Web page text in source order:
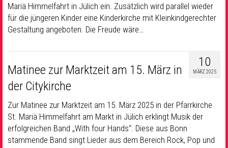
Mariä Himmelfahrt in Jülich ein. Zusätzlich wird parallel wieder
für die jüngeren Kinder eine Kinderkirche mit Kleinkindgerechter
Gestaltung angeboten. Die Freude wäre…
10
MÄRZ 2025
Matinee zur Marktzeit am 15. März in
der Citykirche
Zur Matinee zur Marktzeit am 15. März 2025 in der Pfarrkirche
St. Mariä Himmelfahrt am Markt in Jülich erklingt Musik der
erfolgreichen Band „With four Hands“. Diese aus Bonn
stammende Band singt Lieder aus dem Bereich Rock, Pop und